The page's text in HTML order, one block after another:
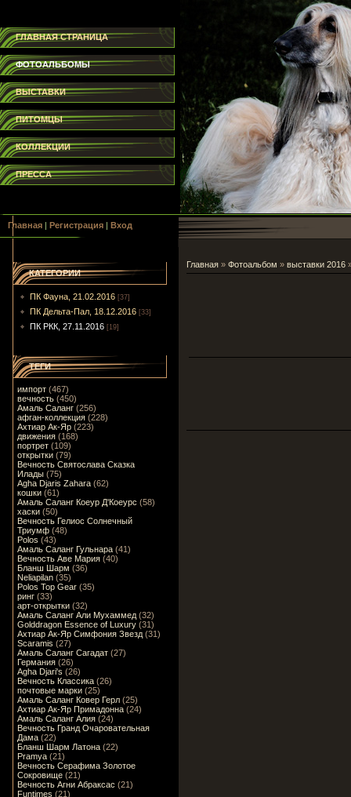
ГЛАВНАЯ СТРАНИЦА
ФОТОАЛЬБОМЫ
ВЫСТАВКИ
ПИТОМЦЫ
КОЛЛЕКЦИИ
ПРЕССА
Главная | Регистрация | Вход
КАТЕГОРИИ
ПК Фауна, 21.02.2016 [37]
ПК Дельта-Пал, 18.12.2016 [33]
ПК РКК, 27.11.2016 [19]
ТЕГИ
импорт (467)
вечность (450)
Амаль Саланг (256)
афган-коллекция (228)
Ахтиар Ак-Яр (223)
движения (168)
портрет (109)
открытки (79)
Вечность Святослава Сказка
Илады (75)
Agha Djaris Zahara (62)
кошки (61)
Амаль Саланг Коеур Д'Коеурс (58)
хаски (50)
Вечность Гелиос Солнечный
Триумф (48)
Polos (43)
Амаль Саланг Гульнара (41)
Вечность Аве Мария (40)
Бланш Шарм (36)
Neliapilan (35)
Polos Top Gear (35)
ринг (33)
арт-открытки (32)
Амаль Саланг Али Мухаммед (32)
Golddragon Essence of Luxury (31)
Ахтиар Ак-Яр Симфония Звезд (31)
Scaramis (27)
Амаль Саланг Сагадат (27)
Германия (26)
Agha Djari's (26)
Вечность Классика (26)
почтовые марки (25)
Амаль Саланг Ковер Герл (25)
Ахтиар Ак-Яр Примадонна (24)
Амаль Саланг Алия (24)
Вечность Гранд Очаровательная
Дама (22)
Бланш Шарм Латона (22)
Pramya (21)
Вечность Серафима Золотое
Сокровище (21)
Вечность Агни Абраксас (21)
Funtimes (21)
Главная » Фотоальбом » выставки 2016